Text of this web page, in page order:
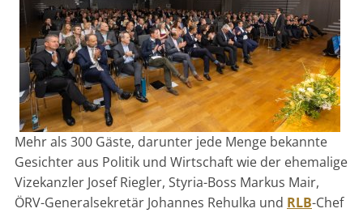
Mehr als 300 Gäste, darunter jede Menge bekannte
Gesichter aus Politik und Wirtschaft wie der ehemalige
Vizekanzler Josef Riegler, Styria-Boss Markus Mair,
ÖRV-Generalsekretär Johannes Rehulka und RLB-Chef